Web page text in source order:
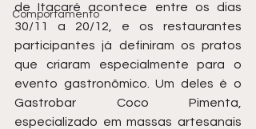
Comportamento
de Itacaré acontece entre os dias
30/11 a 20/12, e os restaurantes
participantes já definiram os pratos
que criaram especialmente para o
evento gastronômico. Um deles é o
Gastrobar Coco Pimenta,
especializado em massas artesanais